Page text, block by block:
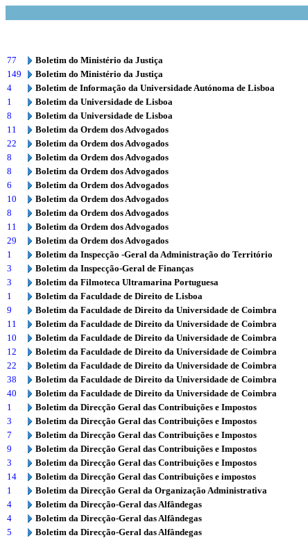
77
Boletim do Ministério da Justiça
149
Boletim do Ministério da Justiça
4
Boletim de Informação da Universidade Autónoma de Lisboa
1
Boletim da Universidade de Lisboa
8
Boletim da Universidade de Lisboa
11
Boletim da Ordem dos Advogados
22
Boletim da Ordem dos Advogados
8
Boletim da Ordem dos Advogados
8
Boletim da Ordem dos Advogados
6
Boletim da Ordem dos Advogados
10
Boletim da Ordem dos Advogados
8
Boletim da Ordem dos Advogados
11
Boletim da Ordem dos Advogados
29
Boletim da Ordem dos Advogados
1
Boletim da Inspecção -Geral da Administração do Território
3
Boletim da Inspecção-Geral de Finanças
3
Boletim da Filmoteca Ultramarina Portuguesa
1
Boletim da Faculdade de Direito de Lisboa
9
Boletim da Faculdade de Direito da Universidade de Coimbra
11
Boletim da Faculdade de Direito da Universidade de Coimbra
10
Boletim da Faculdade de Direito da Universidade de Coimbra
12
Boletim da Faculdade de Direito da Universidade de Coimbra
22
Boletim da Faculdade de Direito da Universidade de Coimbra
38
Boletim da Faculdade de Direito da Universidade de Coimbra
40
Boletim da Faculdade de Direito da Universidade de Coimbra
1
Boletim da Direcção Geral das Contribuições e Impostos
3
Boletim da Direcção Geral das Contribuições e Impostos
7
Boletim da Direcção Geral das Contribuições e Impostos
9
Boletim da Direcção Geral das Contribuições e Impostos
3
Boletim da Direcção Geral das Contribuições e Impostos
14
Boletim da Direcção Geral das Contribuições e impostos
1
Boletim da Direcção Geral da Organização Administrativa
4
Boletim da Direcção-Geral das Alfândegas
4
Boletim da Direcção-Geral das Alfândegas
5
Boletim da Direcção-Geral das Alfândegas